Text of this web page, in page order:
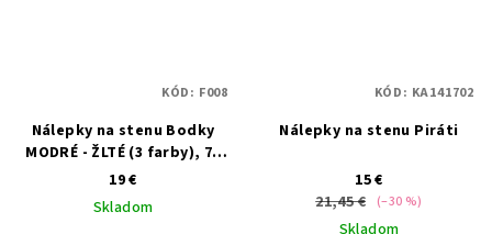
Nálepky na stenu Bodky
MODRÉ - ŽLTÉ (3 farby), 75
ks
19 €
Skladom
KÓD: F008
Nálepky na stenu Piráti
15 €
21,45 € (–30 %)
Skladom
KÓD: KA141702